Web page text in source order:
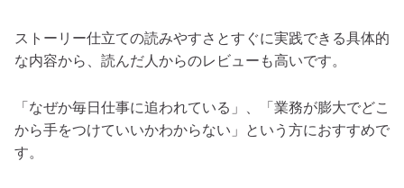
ストーリー仕立ての読みやすさとすぐに実践できる具体的
な内容から、読んだ人からのレビューも高いです。
「なぜか毎日仕事に追われている」、「業務が膨大でどこ
から手をつけていいかわからない」という方におすすめで
す。